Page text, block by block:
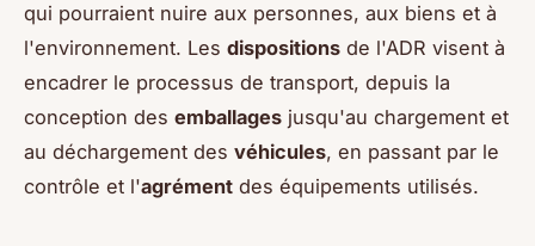
qui pourraient nuire aux personnes, aux biens et à
l'environnement. Les dispositions de l'ADR visent à
encadrer le processus de transport, depuis la
conception des emballages jusqu'au chargement et
au déchargement des véhicules, en passant par le
contrôle et l'agrément des équipements utilisés.